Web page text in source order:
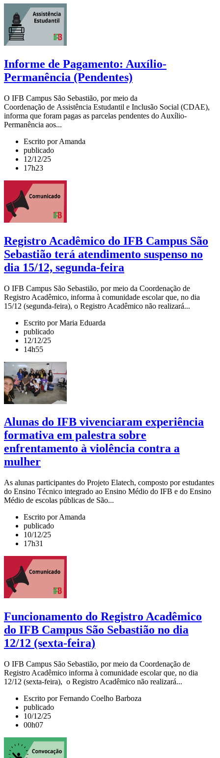
Informe de Pagamento: Auxílio-
Permanência (Pendentes)
O IFB Campus São Sebastião, por meio da
Coordenação de Assistência Estudantil e Inclusão Social (CDAE),
informa que foram pagas as parcelas pendentes do Auxílio-
Permanência aos...
Escrito por Amanda
publicado
12/12/25
17h23
Registro Acadêmico do IFB Campus São
Sebastião terá atendimento suspenso no
dia 15/12, segunda-feira
O IFB Campus São Sebastião, por meio da Coordenação de
Registro Acadêmico, informa à comunidade escolar que, no dia
15/12 (segunda-feira), o Registro Acadêmico não realizará...
Escrito por Maria Eduarda
publicado
12/12/25
14h55
Alunas do IFB vivenciaram experiência
formativa em palestra sobre
enfrentamento à violência contra a
mulher
As alunas participantes do Projeto Elatech, composto por estudantes
do Ensino Técnico integrado ao Ensino Médio do IFB e do Ensino
Médio de escolas públicas de São...
Escrito por Amanda
publicado
10/12/25
17h31
Funcionamento do Registro Acadêmico
do IFB Campus São Sebastião no dia
12/12 (sexta-feira)
O IFB Campus São Sebastião, por meio da Coordenação de
Registro Acadêmico informa à comunidade escolar que, no dia
12/12 (sexta-feira), o Registro Acadêmico não realizará...
Escrito por Fernando Coelho Barboza
publicado
10/12/25
00h07